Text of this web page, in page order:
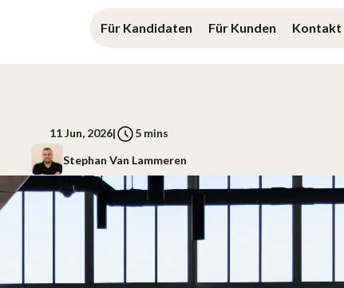
Für Kandidaten Für Kunden Kontakt
11 Jun, 2026| 5mins
Stephan Van Lammeren